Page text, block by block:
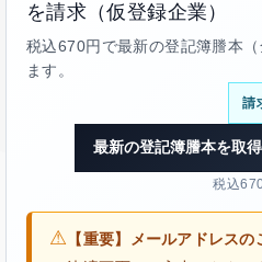
を請求（仮登録企業）
税込670円で最新の登記簿謄本
ます。
請
最新の登記簿謄本を取
税込
⚠ 【重要】メールアドレスの